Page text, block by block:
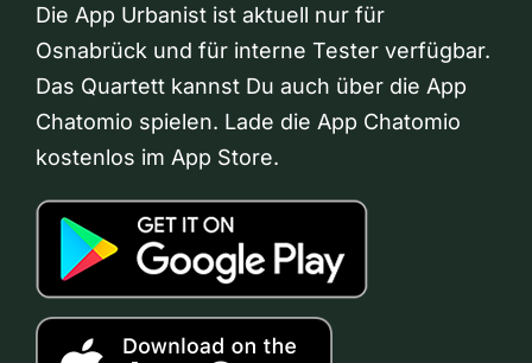
Die App Urbanist ist aktuell nur für
Osnabrück und für interne Tester verfügbar.
Das Quartett kannst Du auch über die App
Chatomio spielen. Lade die App Chatomio
kostenlos im App Store.